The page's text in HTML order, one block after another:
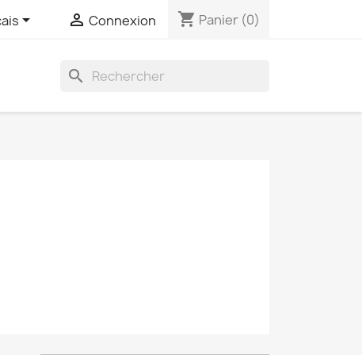
  Connexion shopping_cart Panier (0)
search